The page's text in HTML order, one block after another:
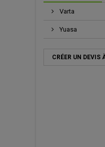
Varta
Yuasa
CRÉER UN DEVIS